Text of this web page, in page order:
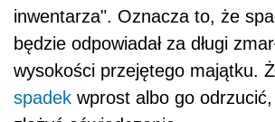
inwentarza". Oznacza to, że
będzie odpowiadał za długi
wysokości przejętego majątku.
spadek wprost albo go